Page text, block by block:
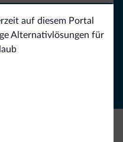
auf diesem Portal
Alternativlösungen für
auf